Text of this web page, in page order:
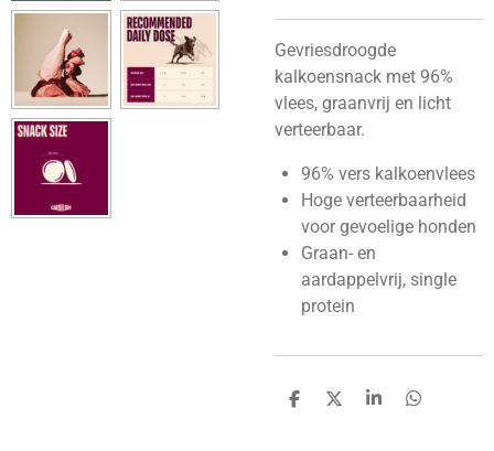
Gevriesdroogde
kalkoensnack met 96%
vlees, graanvrij en licht
verteerbaar.
96% vers kalkoenvlees
Hoge verteerbaarheid
voor gevoelige honden
Graan- en
aardappelvrij, single
protein
D
D
S
D